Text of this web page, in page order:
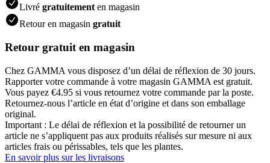
Livré gratuitement en magasin
Retour en magasin gratuit
Retour gratuit en magasin
Chez GAMMA vous disposez d’un délai de réflexion de 30 jours.
Rapporter votre commande à votre magasin GAMMA est gratuit.
Vous payez €4.95 si vous retournez votre commande par la poste.
Retournez-nous l’article en état d’origine et dans son emballage
original.
Important : Le délai de réflexion et la possibilité de retourner un
article ne s’appliquent pas aux produits réalisés sur mesure ni aux
articles frais ou périssables, tels que les plantes.
En savoir plus sur les livraisons